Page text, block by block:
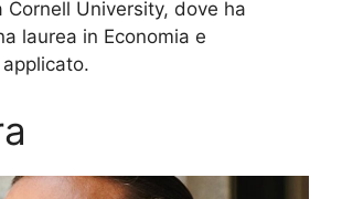
Cornell University, dove ha
laurea in Economia e